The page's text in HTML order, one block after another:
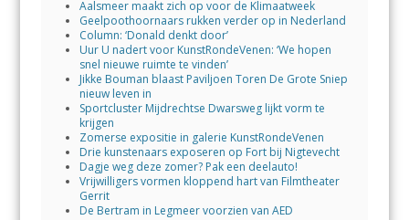
Aalsmeer maakt zich op voor de Klimaatweek
Geelpoothoornaars rukken verder op in Nederland
Column: ‘Donald denkt door’
Uur U nadert voor KunstRondeVenen: ‘We hopen
snel nieuwe ruimte te vinden’
Jikke Bouman blaast Paviljoen Toren De Grote Sniep
nieuw leven in
Sportcluster Mijdrechtse Dwarsweg lijkt vorm te
krijgen
Zomerse expositie in galerie KunstRondeVenen
Drie kunstenaars exposeren op Fort bij Nigtevecht
Dagje weg deze zomer? Pak een deelauto!
Vrijwilligers vormen kloppend hart van Filmtheater
Gerrit
De Bertram in Legmeer voorzien van AED